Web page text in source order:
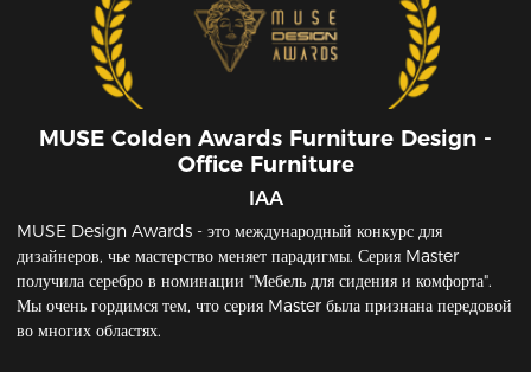
MUSE CoIden Awards Furniture Design -
Office Furniture
IAA
MUSE Design Awards - это международный конкурс для
дизайнеров, чье мастерство меняет парадигмы. Серия Master
получила серебро в номинации "Мебель для сидения и комфорта".
Мы очень гордимся тем, что серия Master была признана передовой
во многих областях.